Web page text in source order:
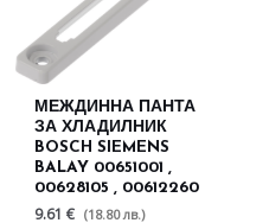
МЕЖДИННА ПАНТА
ЗА ХЛАДИЛНИК
BOSCH SIEMENS
BALAY 00651001 ,
00628105 , 00612260
9.61 € (18.80 лв.)